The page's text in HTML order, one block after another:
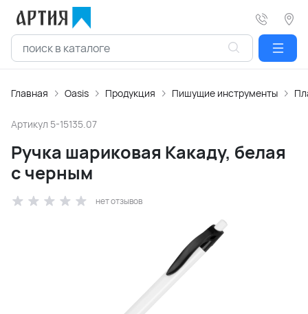
Главная Oasis Продукция Пишущие инструменты
Артикул 5-15135.07
Ручка шариковая Какаду, белая
с черным
нет отзывов